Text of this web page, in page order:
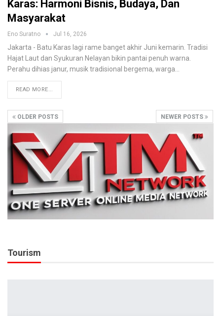
Karas: Harmoni Bisnis, Budaya, Dan
Masyarakat
Eno Suratno Jul 16, 2026
Jakarta - Batu Karas lagi rame banget akhir Juni kemarin. Tradisi
Hajat Laut dan Syukuran Nelayan bikin pantai penuh warna.
Perahu dihias janur, musik tradisional bergema, warga
READ MORE...
OLDER POSTS NEWER POSTS
Tourism